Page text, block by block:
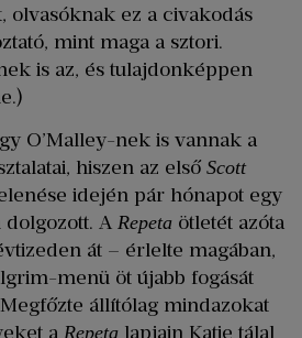
olvasóknak ez a civakodás
mint maga a sztori.
is az, és tulajdonképpen
O’Malley-nek is vannak a
hiszen az első Scott
idején pár hónapot egy
A Repeta ötletét azóta
át – érlelte magában,
menü öt újabb fogását
állítólag mindazokat
a Repeta lapjain Katie tálal